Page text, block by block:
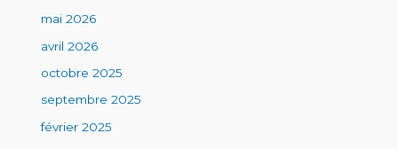
mai 2026
avril 2026
octobre 2025
septembre 2025
février 2025